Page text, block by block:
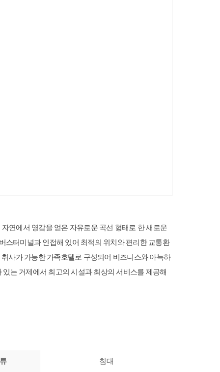
연에서 영감을 얻은 자유로운 곡선 형태로 한 새로운
스터미널과 인접해 있어 최적의 위치와 편리한 교통환
사가 가능한 가족호텔로 구성되어 비즈니스와 아늑하
는 거제에서 최고의 시설과 최상의 서비스를 제공해
침대